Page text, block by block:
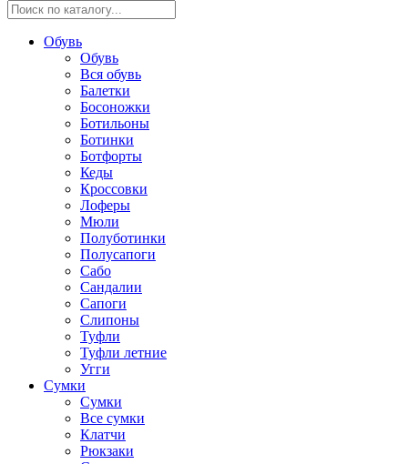
Обувь
Обувь
Вся обувь
Балетки
Босоножки
Ботильоны
Ботинки
Ботфорты
Кеды
Кроссовки
Лоферы
Мюли
Полуботинки
Полусапоги
Сабо
Сандалии
Сапоги
Слипоны
Туфли
Туфли летние
Угги
Сумки
Сумки
Все сумки
Клатчи
Рюкзаки